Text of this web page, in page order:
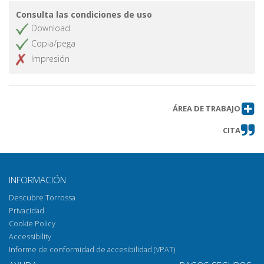
Consulta las condiciones de uso
Download
Copia/pega
Impresión
ÁREA DE TRABAJO
CITA
INFORMACIÓN
Descubre Torrossa
Privacidad
Cookie Policy
Accessibility
Informe de conformidad de accesibilidad (VPAT)